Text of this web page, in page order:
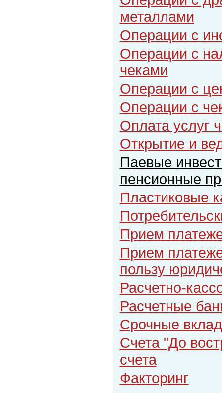
металлами
Операции с
Операции с
чеками
Операции с
Операции с
Оплата услуг
Открытие и
Паевые
пенсионные
Пластиковые
Прием
Прием
пользу
Расчетно-
Расчетные
Срочные
Счета "До
счета
Факторинг